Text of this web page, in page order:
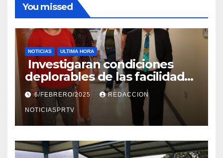
You missed
NOTICIAS ULTIMA HORA
Investigaran condiciones
deplorables de las facilidades
el Departamento de la Salud
en Mayagüez
6/FEBRERO/2025 REDACCION
NOTICIASPRTV